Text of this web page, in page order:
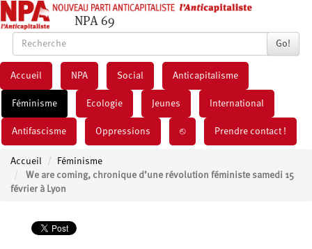
NPA 69
Go!
Accueil NPA Social Anticapitalisme
Féminisme Ecologie Jeunes International
Antifascisme Oppressions ⎋ Prendre contact !
Accueil
Féminisme
We are coming, chronique d’une révolution féministe samedi 15
février à Lyon